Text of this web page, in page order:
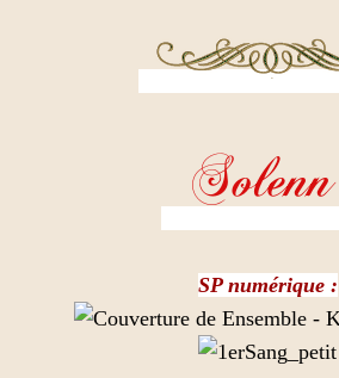
SP numérique :